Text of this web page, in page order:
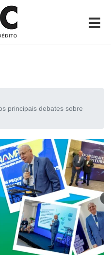
principais debates sobre